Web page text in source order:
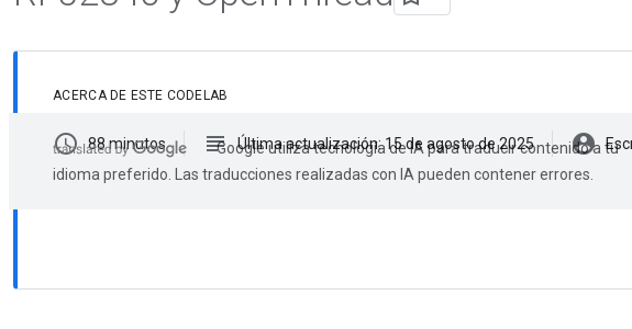
ACERCA DE ESTE CODELAB
schedule 88 minutos subject Última actualización: 15 de agosto de 2025 account_circle
Google utiliza tecnología de IA para traducir contenido a tu
idioma preferido. Las traducciones realizadas con IA pueden contener errores.